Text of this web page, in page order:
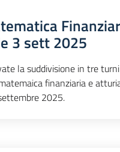
3 sett 2025
la suddivisione in tre turni
finanziaria e
2025.